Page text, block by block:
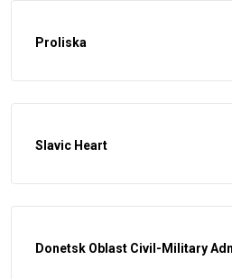
Proliska
Slavic Heart
Donetsk Oblast Civil-Military